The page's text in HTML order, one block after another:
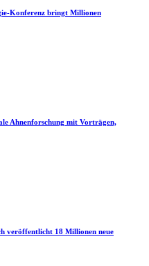
Konferenz bringt Millionen
Ahnenforschung mit Vorträgen,
veröffentlicht 18 Millionen neue